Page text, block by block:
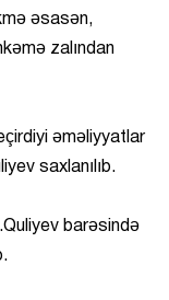
əsasən,
zalından
əməliyyatlar
saxlanılıb.
barəsində